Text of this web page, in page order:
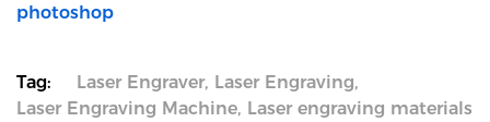
photoshop
Tag: Laser Engraver, Laser Engraving,
Laser Engraving Machine, Laser engraving materials